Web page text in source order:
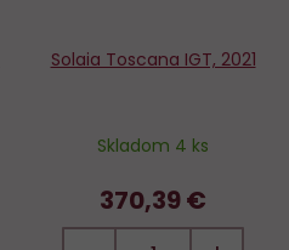
Solaia Toscana IGT, 2021
Skladom 4 ks
370,39 €